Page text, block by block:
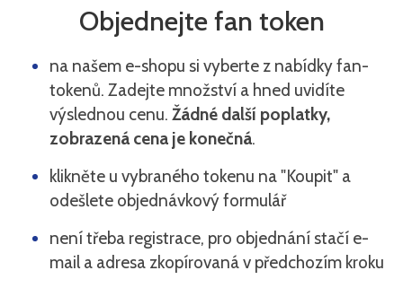
Objednejte fan token
na našem e-shopu si vyberte z nabídky fan-
tokenů. Zadejte množství a hned uvidíte
výslednou cenu. Žádné další poplatky,
zobrazená cena je konečná.
klikněte u vybraného tokenu na "Koupit" a
odešlete objednávkový formulář
není třeba registrace, pro objednání stačí e-
mail a adresa zkopírovaná v předchozím kroku